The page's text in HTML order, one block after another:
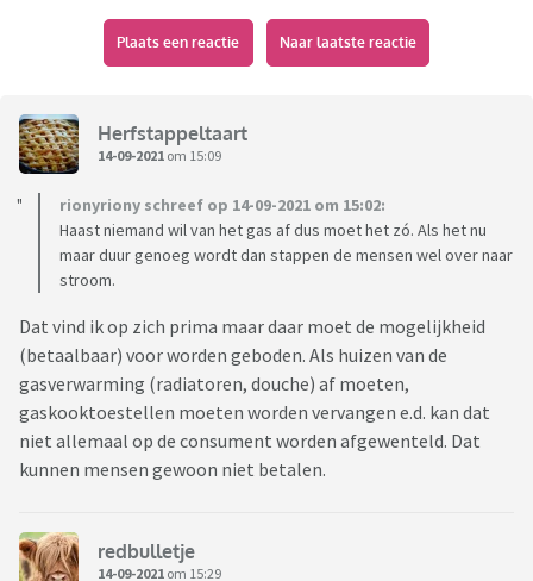
Plaats een reactie Naar laatste reactie
Herfstappeltaart
14-09-2021 om 15:09
rionyriony schreef op 14-09-2021 om 15:02:
Haast niemand wil van het gas af dus moet het zó. Als het nu
maar duur genoeg wordt dan stappen de mensen wel over naar
stroom.
Dat vind ik op zich prima maar daar moet de mogelijkheid
(betaalbaar) voor worden geboden. Als huizen van de
gasverwarming (radiatoren, douche) af moeten,
gaskooktoestellen moeten worden vervangen e.d. kan dat
niet allemaal op de consument worden afgewenteld. Dat
kunnen mensen gewoon niet betalen.
redbulletje
14-09-2021 om 15:29